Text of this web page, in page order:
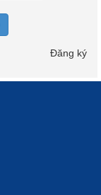
Đăng ký